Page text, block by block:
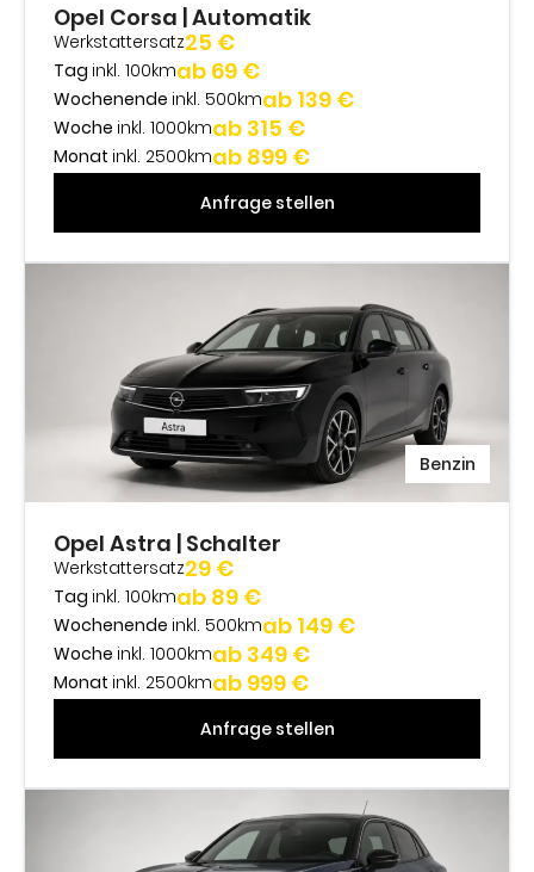
Opel Corsa | Automatik
Werkstattersatz25 €
Tag inkl. 100kmab 69 €
Wochenende inkl. 500kmab 139 €
Woche inkl. 1000kmab 315 €
Monat inkl. 2500kmab 899 €
Anfrage stellen
Benzin
Opel Astra | Schalter
Werkstattersatz29 €
Tag inkl. 100kmab 89 €
Wochenende inkl. 500kmab 149 €
Woche inkl. 1000kmab 349 €
Monat inkl. 2500kmab 999 €
Anfrage stellen